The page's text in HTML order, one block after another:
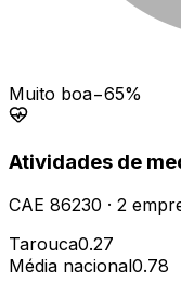
Muito boa−65%
Atividades de
CAE 86230 · 2
Tarouca0.27
Média nacional0.78